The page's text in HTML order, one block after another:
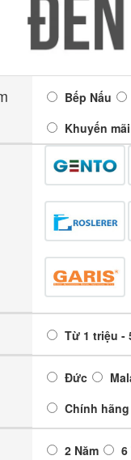
Bếp Nấu
Khuyến mãi
Từ 1 triệu -
Đức
Chính hãng
2 Năm 6